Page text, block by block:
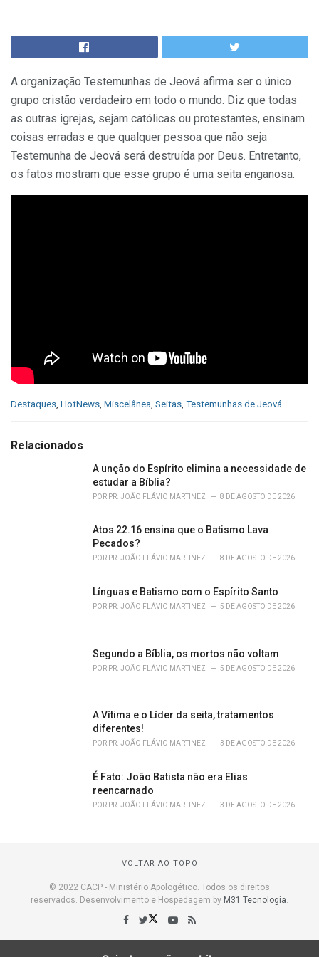
A organização Testemunhas de Jeová afirma ser o único
grupo cristão verdadeiro em todo o mundo. Diz que todas
as outras igrejas, sejam católicas ou protestantes, ensinam
coisas erradas e que qualquer pessoa que não seja
Testemunha de Jeová será destruída por Deus. Entretanto,
os fatos mostram que esse grupo é uma seita enganosa.
C
e
Destaques, HotNews, Miscelânea, Seitas, Testemunhas de Jeová
Relacionados
A unção do Espírito elimina a necessidade de
estudar a Bíblia?
POR PR. JOÃO FLÁVIO MARTINEZ 8 DE AGOSTO DE 2026
Atos 22.16 ensina que o Batismo Lava
Pecados?
POR PR. JOÃO FLÁVIO MARTINEZ 8 DE AGOSTO DE 2026
Línguas e Batismo com o Espírito Santo
POR PR. JOÃO FLÁVIO MARTINEZ 5 DE AGOSTO DE 2026
Segundo a Bíblia, os mortos não voltam
POR PR. JOÃO FLÁVIO MARTINEZ 5 DE AGOSTO DE 2026
A Vítima e o Líder da seita, tratamentos
diferentes!
POR PR. JOÃO FLÁVIO MARTINEZ 3 DE AGOSTO DE 2026
É Fato: João Batista não era Elias
reencarnado
POR PR. JOÃO FLÁVIO MARTINEZ 3 DE AGOSTO DE 2026
VOLTAR AO TOPO
© 2022 CACP - Ministério Apologético. Todos os direitos
reservados. Desenvolvimento e Hospedagem by M31 Tecnologia